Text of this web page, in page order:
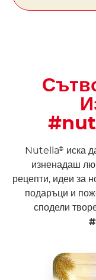
Nutella® иска
изненадаш
рецепти, идеи за
подаръци и
сподели